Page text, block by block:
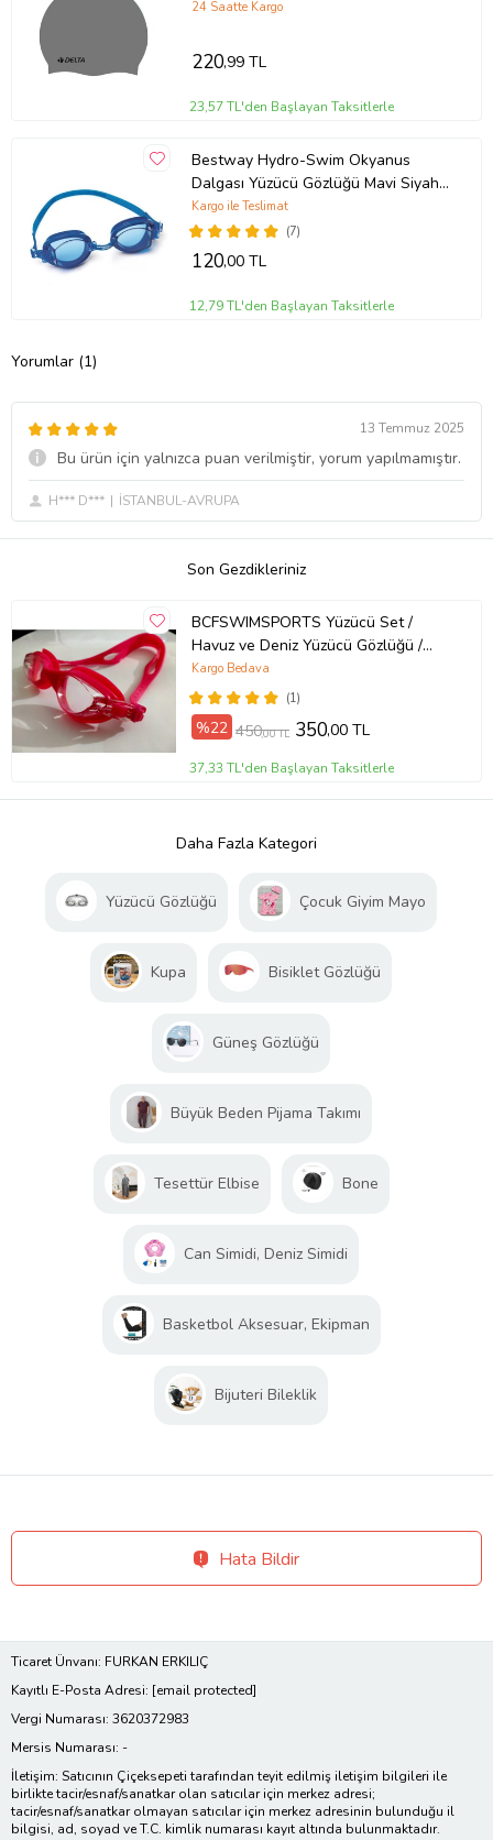
24 Saatte Kargo
220,99 TL
23,57 TL'den Başlayan Taksitlerle
Bestway Hydro-Swim Okyanus
Dalgası Yüzücü Gözlüğü Mavi Siyah
Pembe (Mavi)
(7)
Kargo ile Teslimat
120,00 TL
12,79 TL'den Başlayan Taksitlerle
Yorumlar (1)
13 Temmuz 2025
Bu ürün için yalnızca puan verilmiştir, yorum yapılmamıştır.
H*** D*** İSTANBUL-AVRUPA
Son Gezdikleriniz
BCFSWIMSPORTS Yüzücü Set /
Havuz ve Deniz Yüzücü Gözlüğü /
Yetişkin Havuz Gözlüğü /
Profesyonel Yüzücü Gözlüğü + Mayo
Kumaşı Likra BONE (Pembe)
(1)
Kargo Bedava
%22 450,00 TL 350,00 TL
37,33 TL'den Başlayan Taksitlerle
Daha Fazla Kategori
Yüzücü Gözlüğü Çocuk Giyim Mayo
Kupa Bisiklet Gözlüğü
Güneş Gözlüğü
Büyük Beden Pijama Takımı
Tesettür Elbise Bone
Can Simidi, Deniz Simidi
Basketbol Aksesuar, Ekipman
Bijuteri Bileklik
Hata Bildir
Ticaret Ünvanı: FURKAN ERKILIÇ
Kayıtlı E-Posta Adresi: [email protected]
Vergi Numarası: 3620372983
Mersis Numarası: -
İletişim: Satıcının Çiçeksepeti tarafından teyit edilmiş iletişim bilgileri ile
birlikte tacir/esnaf/sanatkar olan satıcılar için merkez adresi;
tacir/esnaf/sanatkar olmayan satıcılar için merkez adresinin bulunduğu il
bilgisi, ad, soyad ve T.C. kimlik numarası kayıt altında bulunmaktadır.